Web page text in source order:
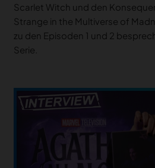
Scarlet Witch und den
Strange in the Multiverse of
zu den Episoden 1 und 2
Serie.